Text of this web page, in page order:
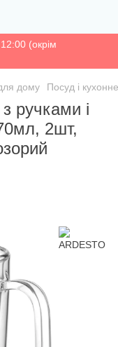
(окрім
дому Посуд і
ручками і
2шт,